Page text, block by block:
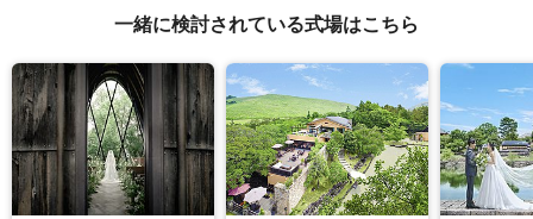
一緒に検討されている式場はこちら